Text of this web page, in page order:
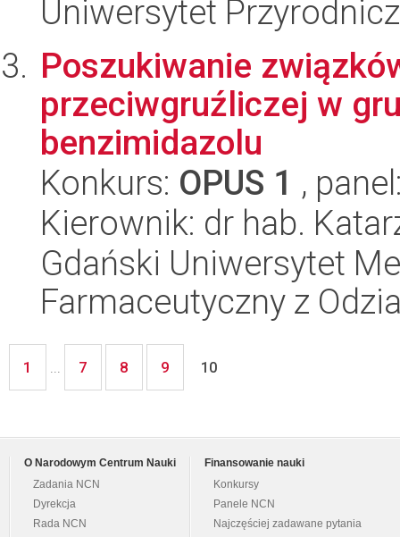
Uniwersytet
Poszukiwanie
przeciwgruźliczej w
benzimidazolu
Konkurs: OPUS 1 ,
Kierownik: dr hab.
Gdański Uniwersytet
Farmaceutyczny z
1 ... 7 8 9 10
O Narodowym Centrum Nauki
Zadania NCN
Dyrekcja
Rada NCN
Finansowanie nauki
Konkursy
Panele NCN
Najczęściej zadawane pytania